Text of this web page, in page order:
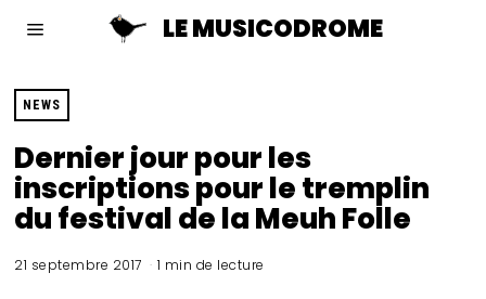
LE MUSICODROME
NEWS
Dernier jour pour les
inscriptions pour le tremplin
du festival de la Meuh Folle
21 septembre 2017 1 min de lecture